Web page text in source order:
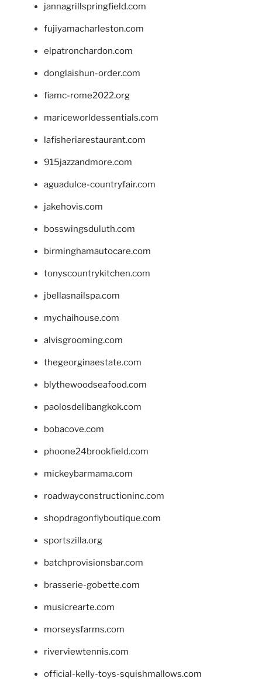
jannagrillspringfield.com
fujiyamacharleston.com
elpatronchardon.com
donglaishun-order.com
fiamc-rome2022.org
mariceworldessentials.com
lafisheriarestaurant.com
915jazzandmore.com
aguadulce-countryfair.com
jakehovis.com
bosswingsduluth.com
birminghamautocare.com
tonyscountrykitchen.com
jbellasnailspa.com
mychaihouse.com
alvisgrooming.com
thegeorginaestate.com
blythewoodseafood.com
paolosdelibangkok.com
bobacove.com
phoone24brookfield.com
mickeybarmama.com
roadwayconstructioninc.com
shopdragonflyboutique.com
sportszilla.org
batchprovisionsbar.com
brasserie-gobette.com
musicrearte.com
morseysfarms.com
riverviewtennis.com
official-kelly-toys-squishmallows.com